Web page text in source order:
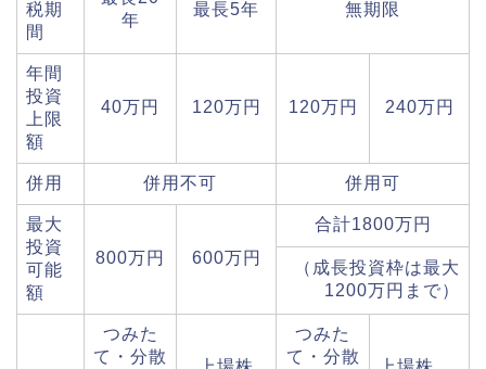
税期
間
年
最長5年 無期限
年間
投資
上限
額
40万円 120万円 120万円 240万円
併用 併用不可 併用可
最大
投資
可能
額
800万円 600万円
合計1800万円
（成長投資枠は最大
1200万円まで）
つみた
て・分散
つみた
て・分散